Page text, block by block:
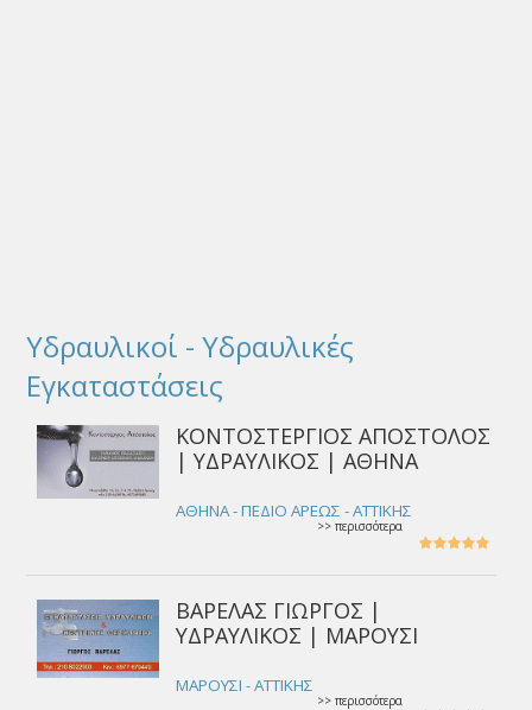
Υδραυλικοί - Υδραυλικές
Εγκαταστάσεις
ΚΟΝΤΟΣΤΕΡΓΙΟΣ ΑΠΟΣΤΟΛΟΣ
| ΥΔΡΑΥΛΙΚΟΣ | ΑΘΗΝΑ
AΘΗΝΑ - ΠΕΔΙΟ ΑΡΕΩΣ - ΑΤΤΙΚΗΣ
>> περισσότερα
ΒΑΡΕΛΑΣ ΓΙΩΡΓΟΣ |
ΥΔΡΑΥΛΙΚΟΣ | ΜΑΡΟΥΣΙ
ΜΑΡΟΥΣΙ - ΑΤΤΙΚΗΣ
>> περισσότερα